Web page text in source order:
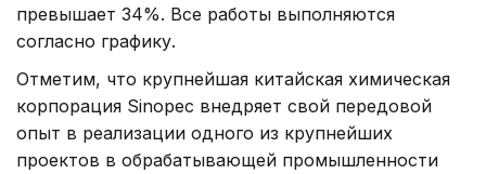
превышает 34%. Все работы выполняются
согласно графику.
Отметим, что крупнейшая китайская химическая
корпорация Sinopec внедряет свой передовой
опыт в реализации одного из крупнейших
проектов в обрабатывающей промышленности